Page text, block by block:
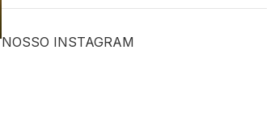
NOSSO INSTAGRAM